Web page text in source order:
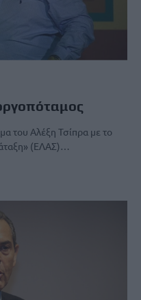
του Αλέξη Τσίπρα με το
(ΕΛΑΣ)…